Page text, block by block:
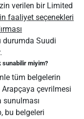
verilen bir Limited
faaliyet seçenekleri
durumda Suudi
sunabilir miyim?
tüm belgelerin
çevrilmesi
sunulması
bu belgeleri